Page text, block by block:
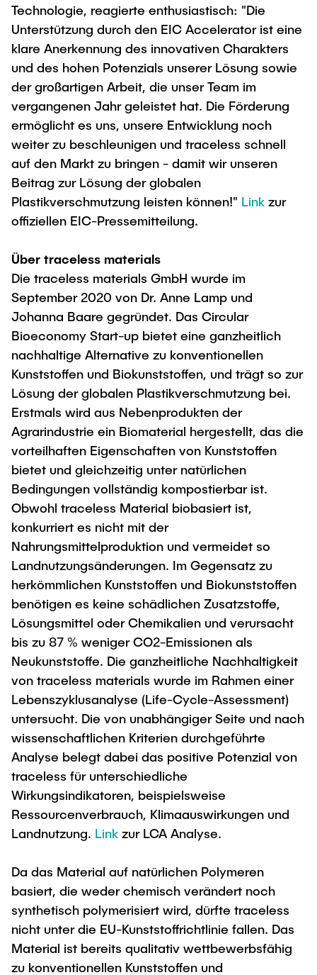
Technologie, reagierte enthusiastisch: "Die
Unterstützung durch den EIC Accelerator ist eine
klare Anerkennung des innovativen Charakters
und des hohen Potenzials unserer Lösung sowie
der großartigen Arbeit, die unser Team im
vergangenen Jahr geleistet hat. Die Förderung
ermöglicht es uns, unsere Entwicklung noch
weiter zu beschleunigen und traceless schnell
auf den Markt zu bringen - damit wir unseren
Beitrag zur Lösung der globalen
Plastikverschmutzung leisten können!" Link zur
offiziellen EIC-Pressemitteilung.
Über traceless materials
Die traceless materials GmbH wurde im
September 2020 von Dr. Anne Lamp und
Johanna Baare gegründet. Das Circular
Bioeconomy Start-up bietet eine ganzheitlich
nachhaltige Alternative zu konventionellen
Kunststoffen und Biokunststoffen, und trägt so zur
Lösung der globalen Plastikverschmutzung bei.
Erstmals wird aus Nebenprodukten der
Agrarindustrie ein Biomaterial hergestellt, das die
vorteilhaften Eigenschaften von Kunststoffen
bietet und gleichzeitig unter natürlichen
Bedingungen vollständig kompostierbar ist.
Obwohl traceless Material biobasiert ist,
konkurriert es nicht mit der
Nahrungsmittelproduktion und vermeidet so
Landnutzungsänderungen. Im Gegensatz zu
herkömmlichen Kunststoffen und Biokunststoffen
benötigen es keine schädlichen Zusatzstoffe,
Lösungsmittel oder Chemikalien und verursacht
bis zu 87 % weniger CO2-Emissionen als
Neukunststoffe. Die ganzheitliche Nachhaltigkeit
von traceless materials wurde im Rahmen einer
Lebenszyklusanalyse (Life-Cycle-Assessment)
untersucht. Die von unabhängiger Seite und nach
wissenschaftlichen Kriterien durchgeführte
Analyse belegt dabei das positive Potenzial von
traceless für unterschiedliche
Wirkungsindikatoren, beispielsweise
Ressourcenverbrauch, Klimaauswirkungen und
Landnutzung. Link zur LCA Analyse.
Da das Material auf natürlichen Polymeren
basiert, die weder chemisch verändert noch
synthetisch polymerisiert wird, dürfte traceless
nicht unter die EU-Kunststoffrichtlinie fallen. Das
Material ist bereits qualitativ wettbewerbsfähig
zu konventionellen Kunststoffen und